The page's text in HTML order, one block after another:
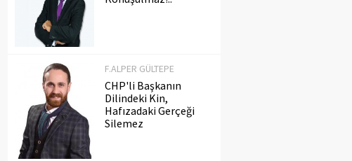
F.ALPER GÜLTEPE
CHP'li Başkanın
Dilindeki Kin,
Hafızadaki Gerçeği
Silemez